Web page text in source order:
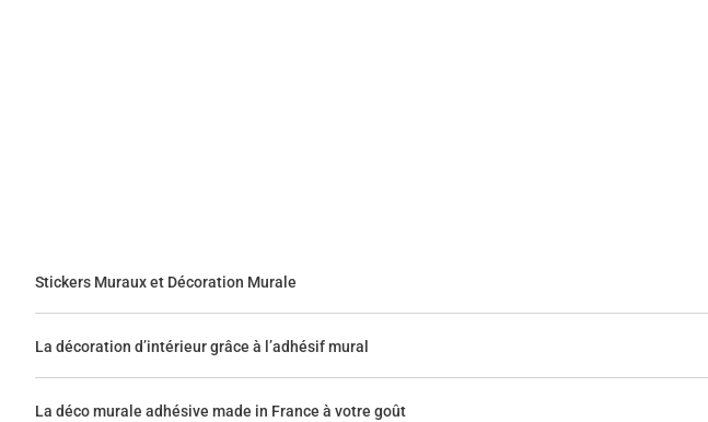
Stickers Muraux et Décoration Murale
La décoration d’intérieur grâce à l’adhésif mural
La déco murale adhésive made in France à votre goût